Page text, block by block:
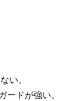
い。
ードが強い。